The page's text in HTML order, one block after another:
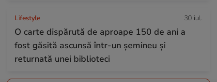
Lifestyle 30 iul.
O carte dispărută de aproape 150 de ani a
fost găsită ascunsă într-un șemineu și
returnată unei biblioteci